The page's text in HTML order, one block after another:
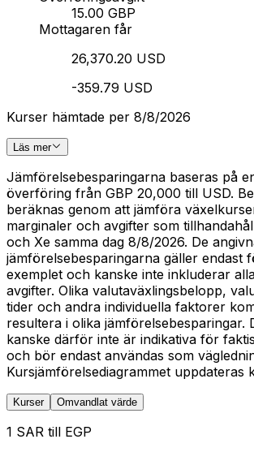
15.00 GBP
Mottagaren får
26,370.20 USD
-359.79 USD
Kurser hämtade per 8/8/2026
Läs mer
Jämförelsebesparingarna baseras på
överföring från GBP 20,000 till USD.
beräknas genom att jämföra
marginaler och avgifter som
och Xe samma dag 8/8/2026. De
jämförelsebesparingarna gäller endast
exemplet och kanske inte inkluderar
avgifter. Olika valutaväxlingsbelopp,
tider och andra individuella faktorer
resultera i olika jämförelsebesparingar.
kanske därför inte är indikativa för
och bör endast användas som
Kursjämförelsediagrammet uppdateras
Kurser Omvandlat värde
1 SAR till EGP